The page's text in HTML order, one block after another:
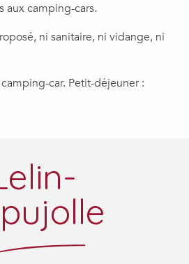
aux camping-cars.
ni sanitaire, ni vidange, ni
car. Petit-déjeuner :